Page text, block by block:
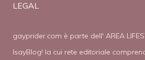
LEGAL
gayprider.com è parte dell' AREA
IsayBlog! la cui rete editoriale